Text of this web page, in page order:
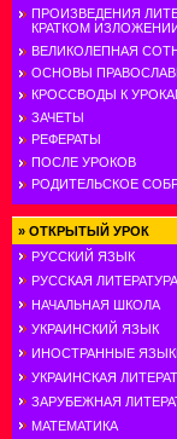
ПРОИЗВЕДЕНИЯ
КРАТКОМ
ВЕЛИКОЛЕПНАЯ
ОСНОВЫ
КРОССВОДЫ К
ЗАЧЕТЫ
РЕФЕРАТЫ
ПОСЛЕ УРОКОВ
РОДИТЕЛЬСКОЕ
» ОТКРЫТЫЙ УРОК
РУССКИЙ ЯЗЫК
РУССКАЯ ЛИТЕРАТУРА
НАЧАЛЬНАЯ ШКОЛА
УКРАИНСКИЙ ЯЗЫК
ИНОСТРАННЫЕ
УКРАИНСКАЯ
ЗАРУБЕЖНАЯ
МАТЕМАТИКА